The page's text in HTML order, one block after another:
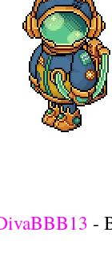
-